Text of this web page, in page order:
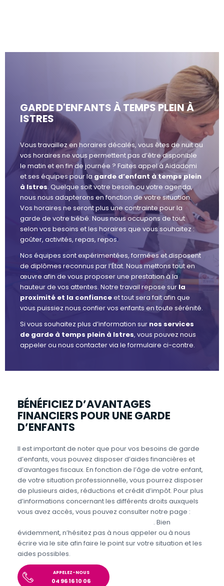
GARDE D'ENFANTS À TEMPS PLEIN À
ISTRES
Vous travaillez en horaires décalés, vous êtes de nuit ou
vos horaires ne vous permettent pas d’être disponible
le matin et en fin de journée ? Faites appel à Aidadomi
et ses équipes pour la garde d’enfant à temps plein
à Istres. Quelque soit votre besoin ou votre agenda,
nous nous adapterons en fonction de votre situation.
Vos horaires ne seront plus une contrainte pour la
garde de votre bébé. Nous nous occupons de tout
selon vos besoins et les horaires que vous souhaitez :
goûter, activités, repas, repos.
Nos équipes sont expérimentées, formées et disposent
de diplômes reconnus par l’État. Nous mettons tout en
œuvre afin de vous proposer une prestation à la
hauteur de vos attentes. Notre travail repose sur la
proximité et la confianceet tout sera fait afin que
vous puissiez nous confier vos enfants en toute sérénité.
Si vous souhaitez plus d’information sur nos services
de garde à temps plein à Istres, vous pouvez nous
appeler ou nous contacter via le formulaire ci-contre.
BÉNÉFICIEZ D’AVANTAGES
FINANCIERS POUR UNE GARDE
D’ENFANTS
Il est important de noter que pour vos besoins de garde
d’enfants, vous pouvez disposer d’aides financières et
d’avantages fiscaux. En fonction de l’âge de votre enfant,
de votre situation professionnelle, vous pourrez disposer
de plusieurs aides, réductions et crédit d’impôt. Pour plus
d’informations concernant les différents droits auxquels
vous avez accès, vous pouvez consulter notre page :
. Bien
évidemment, n’hésitez pas à nous appeler ou à nous
écrire via le site afin faire le point sur votre situation et les
aides possibles.
APPELEZ-NOUS
04 96 16 10 06